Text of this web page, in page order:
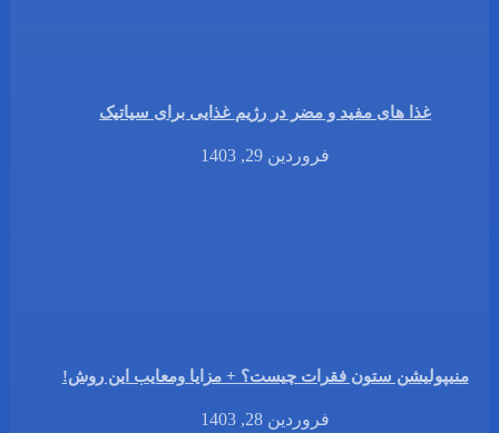
غذا های مفید و مضر در رژیم غذایی برای سیاتیک
فروردین 29, 1403
منیپولیشن ستون فقرات چیست؟ + مزایا ومعایب این روش!
فروردین 28, 1403